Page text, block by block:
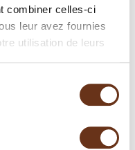
combiner celles-ci
leur avez fournies
utilisation de leurs
$
+ taxes